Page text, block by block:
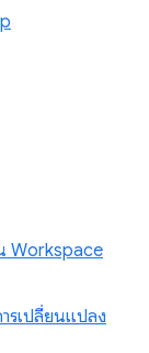
Workspace
รเปลี่ยนแปลง